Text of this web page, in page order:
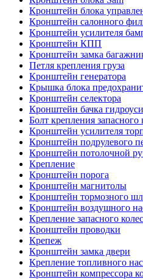
Кронштейн блока
Кронштейн салонного
Кронштейн усилителя
Кронштейн КПП
Кронштейн замка
Петля крепления груза
Кронштейн генератора
Крышка блока
Кронштейн селектора
Кронштейн бачка
Болт крепления запасного
Кронштейн усилителя
Кронштейн подрулевого
Кронштейн потолочной
Крепление
Кронштейн порога
Кронштейн магнитолы
Кронштейн тормозного
Кронштейн воздушного
Крепление запасного
Кронштейн проводки
Крепеж
Кронштейн замка двери
Крепление топливного
Кронштейн компрессора